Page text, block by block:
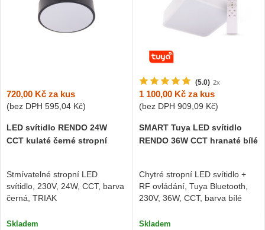
720,00 Kč za kus
(bez DPH 595,04 Kč)
LED svítidlo RENDO 24W
CCT kulaté černé stropní
Stmívatelné stropní LED
svítidlo, 230V, 24W, CCT, barva
černá, TRIAK
Skladem
(5.0) 2x
1 100,00 Kčza kus
(bez DPH 909,09 Kč)
SMART Tuya LED svítidlo
RENDO 36W CCT hranaté bílé
Chytré stropní LED svítidlo +
RF ovládání, Tuya Bluetooth,
230V, 36W, CCT, barva bílé
Skladem